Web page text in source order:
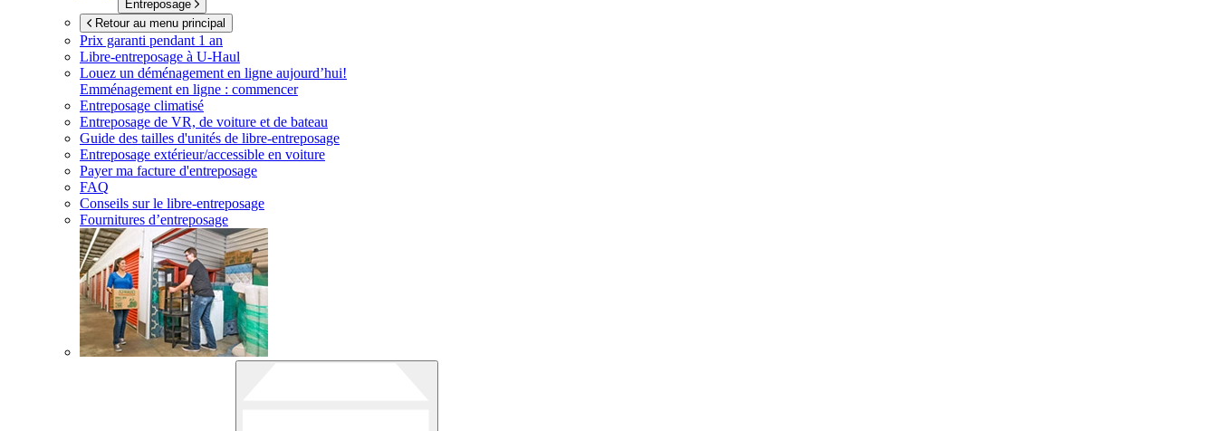
Entreposage
Retour au menu principal
Prix garanti pendant 1 an
Libre-entreposage à U-Haul
Louez un déménagement en ligne aujourd’hui!
Emménagement en ligne : commencer
Entreposage climatisé
Entreposage de VR, de voiture et de bateau
Guide des tailles d'unités de libre-entreposage
Entreposage extérieur/accessible en voiture
Payer ma facture d'entreposage
FAQ
Conseils sur le libre-entreposage
Fournitures d’entreposage